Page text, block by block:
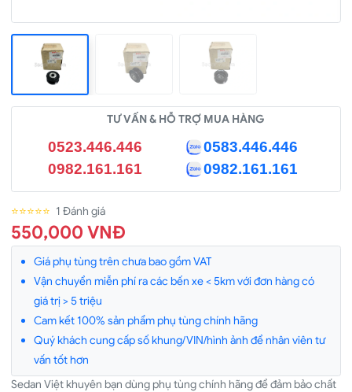
TƯ VẤN & HỖ TRỢ MUA HÀNG
0523.446.446
0583.446.446
0982.161.161
0982.161.161
⭐⭐⭐⭐⭐ 1 Đánh giá
550,000 VNÐ
Giá phụ tùng trên chưa bao gồm VAT
Vận chuyển miễn phí ra các bến xe < 5km với đơn hàng có
giá trị > 5 triệu
Cam kết 100% sản phẩm phụ tùng chính hãng
Quý khách cung cấp số khung/VIN/hình ảnh để nhân viên tư
vấn tốt hơn
Sedan Việt khuyên bạn dùng phụ tùng chính hãng để đảm bảo chất